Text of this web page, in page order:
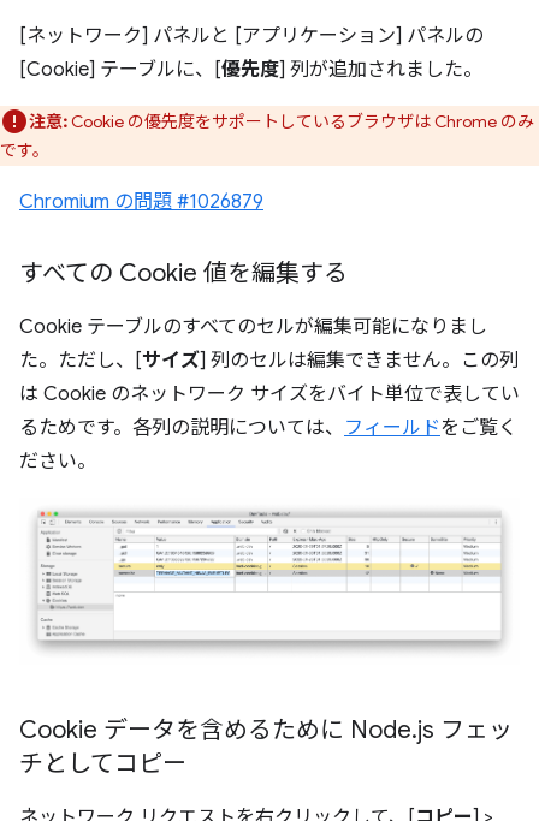
[ネットワーク] パネルと [アプリケーション] パネルの
[Cookie] テーブルに、[優先度] 列が追加されました。
注意:Cookie の優先度をサポートしているブラウザは Chrome のみ
です。
Chromium の問題 #1026879
すべての Cookie 値を編集する
Cookie テーブルのすべてのセルが編集可能になりまし
た。ただし、[サイズ] 列のセルは編集できません。この列
は Cookie のネットワーク サイズをバイト単位で表してい
るためです。各列の説明については、 フィールドをご覧く
ださい。
Cookie データを含めるために Node.js フェッ
チとしてコピー